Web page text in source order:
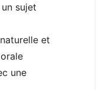
sujet
et
une